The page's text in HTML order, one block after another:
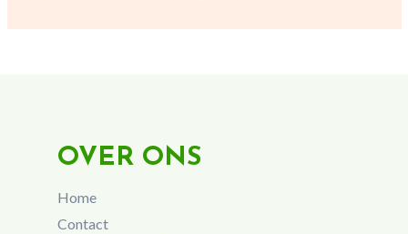
OVER ONS
Home
Contact